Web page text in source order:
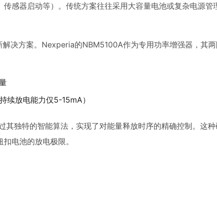
感器启动等）。传统方案往往采用大容量电池或复杂电源管
决方案。Nexperia的NBM5100A作为专用功率增强器，其
续放电能力仅5-15mA）
独特的智能算法，实现了对能量释放时序的精确控制。这
电池的放电极限。